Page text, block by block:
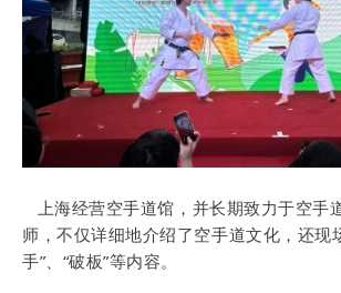
上海经营空手道馆，并长期致力于空手
师，不仅详细地介绍了空手道文化，还现
手”、“破板”等内容。